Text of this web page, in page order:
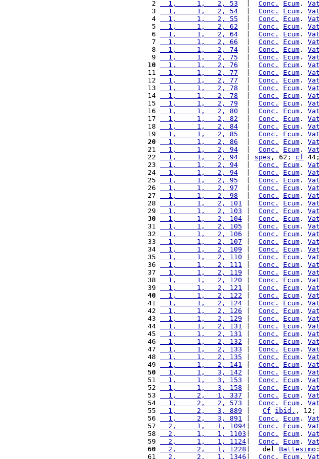
2
  1,     1,   2, 53
Conc. Ecum . Vat
3
  1,     1,   2, 54
Conc. Ecum . Vat
4
  1,     1,   2, 55
Conc. Ecum . Vat
5
  1,     1,   2, 62
Conc. Ecum . Vat
6
  1,     1,   2, 64
Conc. Ecum . Vat
7
  1,     1,   2, 66
Conc. Ecum . Vat
8
  1,     1,   2, 74
Conc. Ecum . Vat
9
  1,     1,   2, 75
Conc. Ecum . Vat
10
  1,     1,   2, 76
Conc. Ecum . Vat
11
  1,     1,   2, 77
Conc. Ecum . Vat
12
  1,     1,   2, 77
Conc. Ecum . Vat
13
  1,     1,   2, 78
Conc. Ecum . Vat
14
  1,     1,   2, 78
Conc. Ecum . Vat
15
  1,     1,   2, 79
Conc. Ecum . Vat
16
  1,     1,   2, 80
Conc. Ecum . Vat
17
  1,     1,   2, 82
Conc. Ecum . Vat
18
  1,     1,   2, 84
Conc. Ecum . Vat
19
  1,     1,   2, 85
Conc. Ecum . Vat
20
  1,     1,   2, 86
Conc. Ecum . Vat
21
  1,     1,   2, 94
Conc. Ecum . Vat
22
  1,     1,   2, 94
spes , 62; cf
23
  1,     1,   2, 94
Conc. Ecum . Vat
24
  1,     1,   2, 94
Conc. Ecum . Vat
25
  1,     1,   2, 95
Conc. Ecum . Vat
26
  1,     1,   2, 97
Conc. Ecum . Vat
27
  1,     1,   2, 98
Conc. Ecum . Vat
28
  1,     1,   2, 101
Conc. Ecum . Vat
29
  1,     1,   2, 103
Conc. Ecum . Vat
30
  1,     1,   2, 104
Conc. Ecum . Vat
31
  1,     1,   2, 105
Conc. Ecum . Vat
32
  1,     1,   2, 106
Conc. Ecum . Vat
33
  1,     1,   2, 107
Conc. Ecum . Vat
34
  1,     1,   2, 109
Conc. Ecum . Vat
35
  1,     1,   2, 110
Conc. Ecum . Vat
36
  1,     1,   2, 111
Conc. Ecum . Vat
37
  1,     1,   2, 119
Conc. Ecum . Vat
38
  1,     1,   2, 120
Conc. Ecum . Vat
39
  1,     1,   2, 121
Conc. Ecum . Vat
40
  1,     1,   2, 122
Conc. Ecum . Vat
41
  1,     1,   2, 124
Conc. Ecum . Vat
42
  1,     1,   2, 126
Conc. Ecum . Vat
43
  1,     1,   2, 129
Conc. Ecum . Vat
44
  1,     1,   2, 131
Conc. Ecum . Vat
45
  1,     1,   2, 131
Conc. Ecum . Vat
46
  1,     1,   2, 132
Conc. Ecum . Vat
47
  1,     1,   2, 133
Conc. Ecum . Vat
48
  1,     1,   2, 135
Conc. Ecum . Vat
49
  1,     1,   2, 141
Conc. Ecum . Vat
50
  1,     1,   3, 142
Conc. Ecum . Vat
51
  1,     1,   3, 153
Conc. Ecum . Vat
52
  1,     1,   3, 158
Conc. Ecum . Vat
53
  1,     2,   1, 337
Conc. Ecum . Vat
54
  1,     2,   2, 573
Conc. Ecum . Vat
55
  1,     2,   3, 889
Cf ibid. ,
56
  1,     2,   3, 891
Conc. Ecum . Vat
57
  2,     1,   1, 1094
Conc. Ecum . Vat
58
  2,     1,   1, 1103
Conc. Ecum . Vat
59
  2,     1,   1, 1124
Conc. Ecum . Vat
60
  2,     2,   1, 1228
|   del Battesimo
61
  2,     2,   1, 1346
Conc. Ecum . Vat